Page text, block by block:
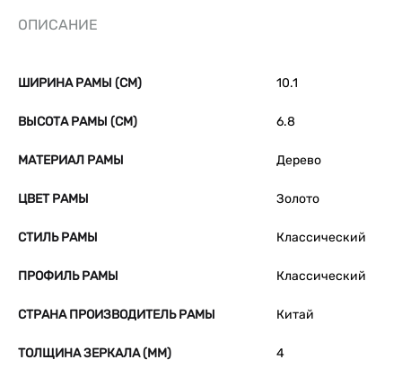
ОПИСАНИЕ
ШИРИНА РАМЫ (СМ) 10.1
ВЫСОТА РАМЫ (СМ) 6.8
МАТЕРИАЛ РАМЫ Дерево
ЦВЕТ РАМЫ Золото
СТИЛЬ РАМЫ Классический
ПРОФИЛЬ РАМЫ Классический
СТРАНА ПРОИЗВОДИТЕЛЬ РАМЫ Китай
ТОЛЩИНА ЗЕРКАЛА (ММ) 4